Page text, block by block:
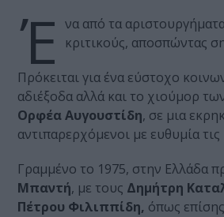
Έ να από τα
κριτικούς, αποσπώντας
Πρόκειται για ένα εύστοχο
αδιέξοδα αλλά και το χιούμορ
Ορφέα Αυγουστίδη, σε μια
αντιπαρερχόμενοι με ευθυμία
Γραμμένο το 1975, στην Ελλάδα
Μπαντή, με τους Δημήτρη
Πέτρου Φιλιππίδη, όπως